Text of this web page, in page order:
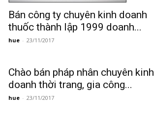
Bán công ty chuyên kinh doanh
thuốc thành lập 1999 doanh...
hue - 23/11/2017
Chào bán pháp nhân chuyên kinh
doanh thời trang, gia công...
hue - 23/11/2017